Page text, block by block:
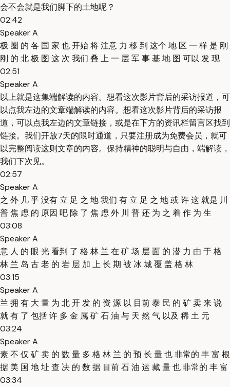
会不会就是我们脚下的土地呢？
02:42
Speaker A
极 圈 的 各 国 家 也 开始 将 注意 力 移 到 这个 地 区 一 样 是 刚
刚 的 北 极 图 这 次 我们 叠 上 一 层 军 事 基 地 图 可以 发 现
02:51
Speaker A
以上就是这集端解读的内容。想看这次影片背后的采访报道，可
以点我左边的文章端解读的内容。想看这次影片背后的采访报
道，可以点我左边的文章链接，或是在下方的资讯栏留言区找到
链接。我们开放7天的限时通道，只要注册成为免费会员，就可
以完整阅读这则文章的内容。保持精神的聪明与自由，端解读，
我们下次见。
02:57
Speaker A
之 外 几 乎 没有 立 足 之 地 我们 有 立 足 之 地 或 许 这 就是 川
普 焦 虑 的 原因 吧 除 了 焦 虑 外 川 普 还 为 之 着 作 为 生
03:08
Speaker A
意 人 的 眼 光 看到 了 格 林 兰 在 矿 场 层 面 的 潜 力 由 于 格
林 兰 岛 古 老 的 岩 层 加 上 长 期 被 冰 城 覆 盖 格 林
03:15
Speaker A
兰 拥 有 大 量 为 北 开 发 的 资 源 以 目前 泰 民 的 矿 卖 来 说
就 有 了 包括 许 多 金 属 矿 石 油 与 天 然 气 以及 稀 土 元
03:24
Speaker A
素 不 仅 矿 卖 的 数 量 多 格 林 兰 的 预 长 量 也 非常的 丰 富 根
据 美 国 地 址 查 决 的 数 据 目前 石 油 运 藏 量 也 非常的 丰 富
03:34